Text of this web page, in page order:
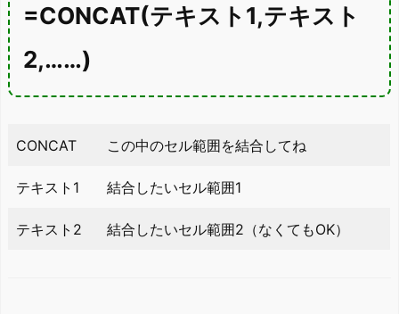
=CONCAT(テキスト1,テキスト
2,……)
CONCAT この中のセル範囲を結合してね
テキスト1 結合したいセル範囲1
テキスト2 結合したいセル範囲2（なくてもOK）